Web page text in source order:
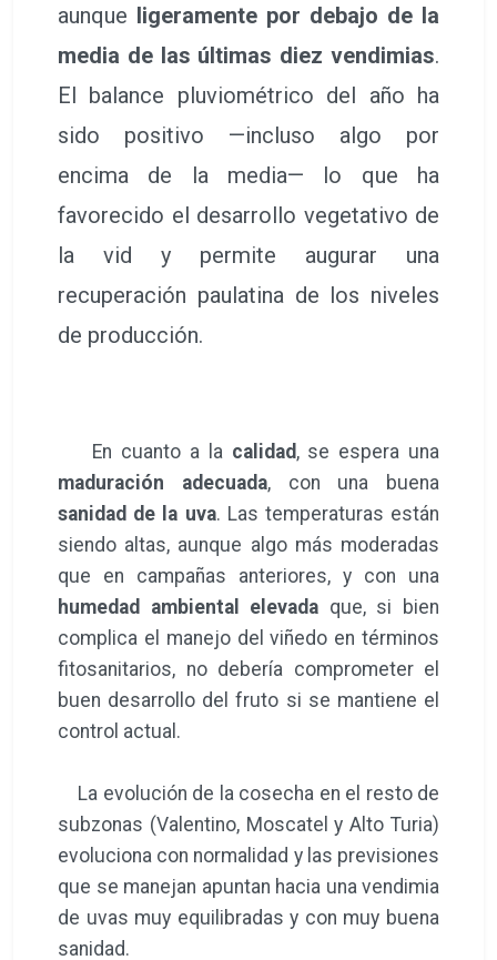
aunque ligeramente por debajo de la
media de las últimas diez vendimias.
El balance pluviométrico del año ha
sido positivo —incluso algo por
encima de la media— lo que ha
favorecido el desarrollo vegetativo de
la vid y permite augurar una
recuperación paulatina de los niveles
de producción.
En cuanto a la calidad , se espera una
maduración adecuada, con una buena
sanidad de la uva. Las temperaturas están
siendo altas, aunque algo más moderadas
que en campañas anteriores, y con una
humedad ambiental elevada que, si bien
complica el manejo del viñedo en términos
fitosanitarios, no debería comprometer el
buen desarrollo del fruto si se mantiene el
control actual.
La evolución de la cosecha en el resto de
subzonas (Valentino, Moscatel y Alto Turia)
evoluciona con normalidad y las previsiones
que se manejan apuntan hacia una vendimia
de uvas muy equilibradas y con muy buena
sanidad.